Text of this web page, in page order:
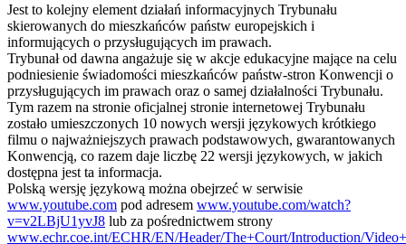
Jest to kolejny element działań informacyjnych Trybunału
skierowanych do mieszkańców państw europejskich i
informujących o przysługujących im prawach.
Trybunał od dawna angażuje się w akcje edukacyjne mające na celu
podniesienie świadomości mieszkańców państw-stron Konwencji o
przysługujących im prawach oraz o samej działalności Trybunału.
Tym razem na stronie oficjalnej stronie internetowej Trybunału
zostało umieszczonych 10 nowych wersji językowych krótkiego
filmu o najważniejszych prawach podstawowych, gwarantowanych
Konwencją, co razem daje liczbę 22 wersji językowych, w jakich
dostępna jest ta informacja.
Polską wersję językową można obejrzeć w serwisie
www.youtube.com pod adresem www.youtube.com/watch?
v=v2LBjU1yvJ8 lub za pośrednictwem strony
www.echr.coe.int/ECHR/EN/Header/The+Court/Introduction/